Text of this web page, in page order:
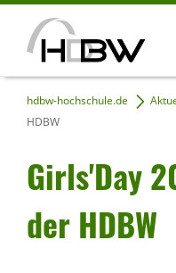
Studium
Praxis & Unternehmen
Hochschule
hdbw-hochschule.de
HDBW
Girls'Day
der HDBW